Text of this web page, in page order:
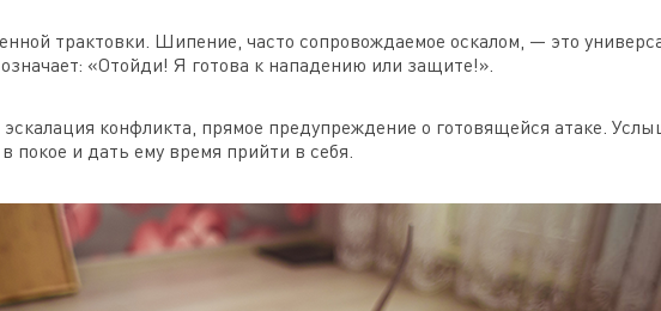
трактовки. Шипение, часто сопровождаемое оскалом, — это
«Отойди! Я готова к нападению или защите!».
конфликта, прямое предупреждение о готовящейся атаке.
покое и дать ему время прийти в себя.